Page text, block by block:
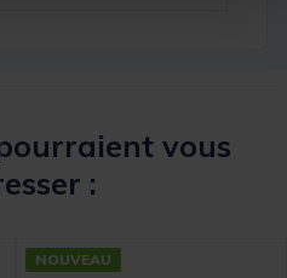
vous
:
NOUVEAU